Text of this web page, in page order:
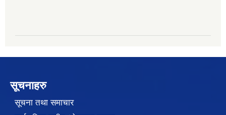
सूचनाहरु
सूचना तथा समाचार